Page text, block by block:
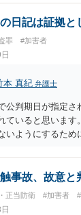
できません。も
ような方は，こ
れることはあり
者の場合は，大丈
への向かい方をみ
ます。触る瞬間で
のときだけふらつ
りません。です
まった女性にも
カメラの映像で
かだけの話です
について ②がない
わけで，本件は
ね。それが一番大
日記は証拠と
罪 #加害者
本 真紀 弁護士
公判期日が指定さ
ていると思いま
いようにするた
はないかもしれ
ば，本件につい
する話ではなく
事故、故意と
正当防衛 #加害者